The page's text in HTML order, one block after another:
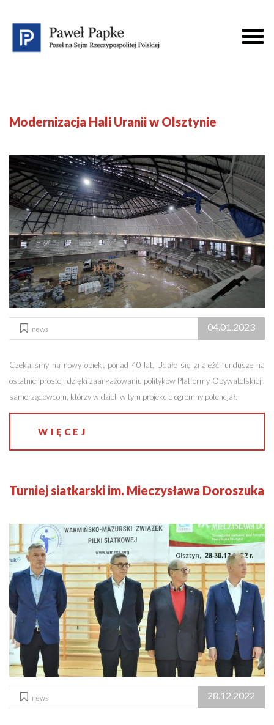
Modernizacja Hali Uranii w Olsztynie
news 04.01.2023
Czekaliśmy na nowy obiekt ponad 40 lat. Udało się znaleźć fundusze na
ostatniej prostej, dzięki zaangażowaniu polityków Platformy Obywatelskiej i
samorządowcom, którzy widzieli w tym projekcie ogromny potencjał.
WIĘCEJ
Turniej siatkarski im. Mieczysława Doroszuka
news 28.12.2022